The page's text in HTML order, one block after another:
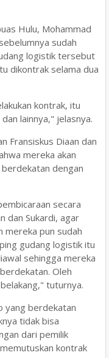
Hulu, Mohammad
sudah
logistik tersebut
dikontrak selama dua
kontrak, itu
lainnya," jelasnya.
Fransiskus Diaan dan
mereka akan
dengan
secara
dan Sukardi, agar
mereka pun sudah
gudang logistik itu
sehingga mereka
Oleh
tuturnya.
yang berdekatan
tidak bisa
dari pemilik
kontrak